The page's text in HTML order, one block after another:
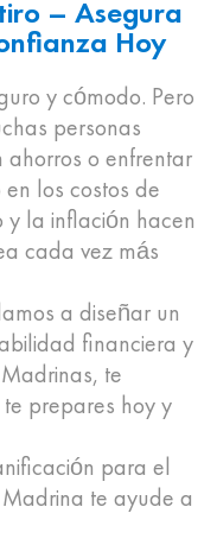
– Asegura
Hoy
y cómodo. Pero
personas
ahorros o enfrentar
los costos de
la inflación hacen
cada vez más
a diseñar un
financiera y
te
prepares hoy y
para el
te ayude a